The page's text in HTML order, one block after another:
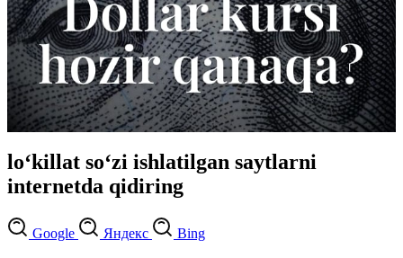
lo‘killat so‘zi ishlatilgan saytlarni
internetda qidiring
Google Яндекс Bing